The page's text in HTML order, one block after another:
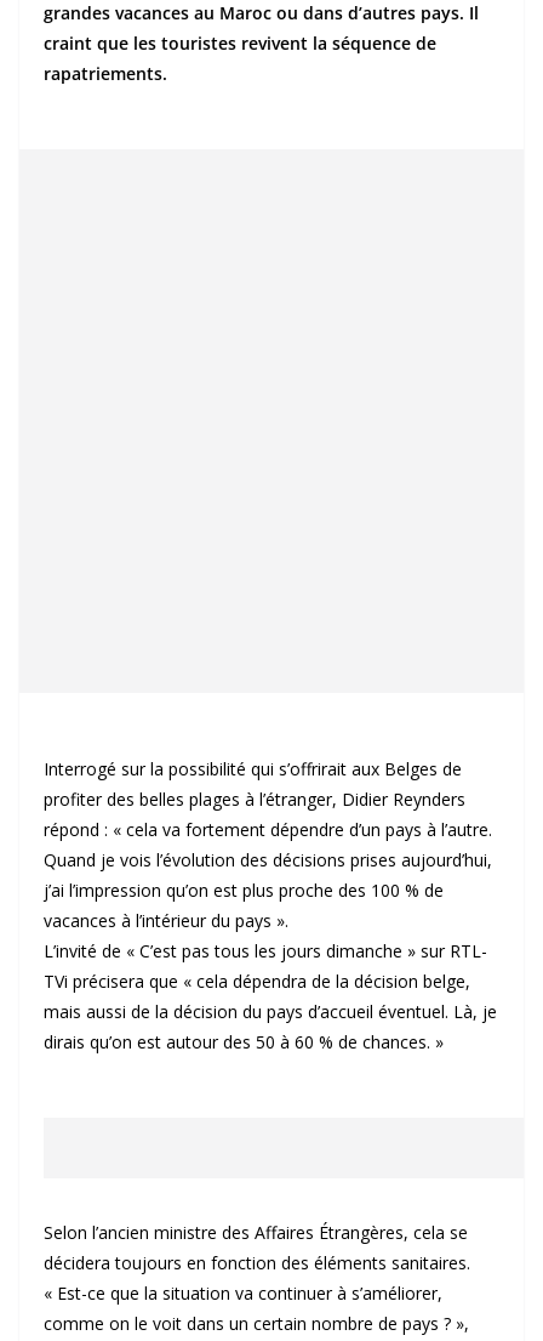
grandes vacances au Maroc ou dans d’autres pays. Il
craint que les touristes revivent la séquence de
rapatriements.
Interrogé sur la possibilité qui s’offrirait aux Belges de
profiter des belles plages à l’étranger, Didier Reynders
répond : « cela va fortement dépendre d’un pays à l’autre.
Quand je vois l’évolution des décisions prises aujourd’hui,
j’ai l’impression qu’on est plus proche des 100 % de
vacances à l’intérieur du pays ».
L’invité de « C’est pas tous les jours dimanche » sur RTL-
TVi précisera que « cela dépendra de la décision belge,
mais aussi de la décision du pays d’accueil éventuel. Là, je
dirais qu’on est autour des 50 à 60 % de chances. »
Selon l’ancien ministre des Affaires Étrangères, cela se
décidera toujours en fonction des éléments sanitaires.
« Est-ce que la situation va continuer à s’améliorer,
comme on le voit dans un certain nombre de pays ? »,